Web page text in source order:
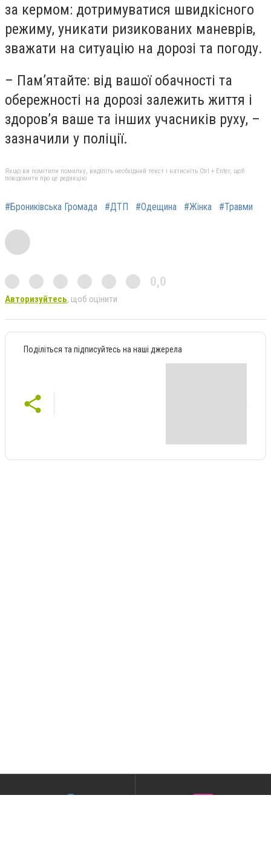
за кермом: дотримуватися швидкісного
режиму, уникати ризикованих маневрів,
зважати на ситуацію на дорозі та погоду.
– Пам’ятайте: від вашої обачності та
обережності на дорозі залежить життя і
здоров’я ваше та інших учасників руху, –
зазначили у поліції.
Якщо ви помітили помилку, виділіть необхідний текст і натисніть Ctrl + Enter, щоб
повідомити про це редакцію
#Брониківська Громада #ДТП #Одещина #Жінка #Травми
0,0
Авторизуйтесь, щоб оцінити
Поділіться та підписуйтесь на наші джерела